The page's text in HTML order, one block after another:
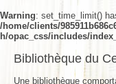
Warning: set_time_limit()
/home/clients/
h/opac_css/includes/
Bibliothèque du
Une bibliothèque